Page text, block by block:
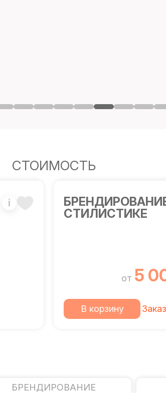
СТОИМОСТЬ
i
СТИЛИСТИКЕ
от 5
В корзину
БРЕНДИРОВАНИЕ